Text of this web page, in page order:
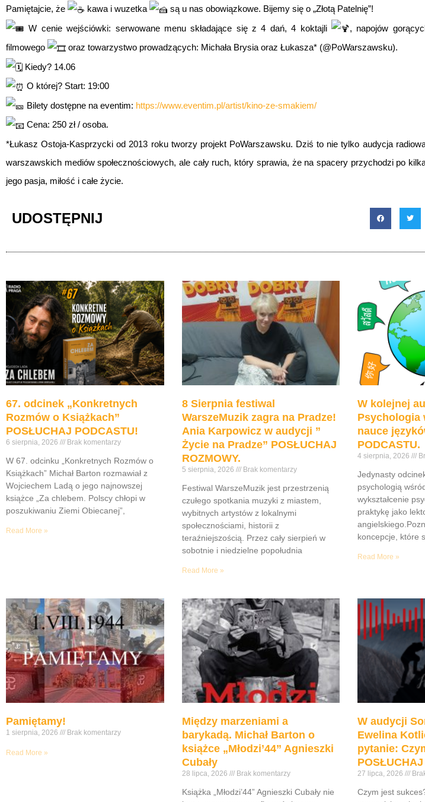
Pamiętajcie, że
kawa i wuzetka
są u nas obowiązkowe. Bijemy się o „Złotą Patelnię”!
W cenie wejściówki: serwowane menu składające się z 4 dań, 4 koktajli
, napojów
filmowego
oraz towarzystwo prowadzących: Michała Brysia oraz Łukasza* (@PoWarszawsku).
Kiedy? 14.06
O której? Start: 19:00
Bilety dostępne na eventim: https://www.eventim.pl/artist/kino-ze-smakiem/
Cena: 250 zł / osoba.
*Łukasz Ostoja-Kasprzycki od 2013 roku tworzy projekt PoWarszawsku. Dziś to nie tylko audycja
warszawskich mediów społecznościowych, ale cały ruch, który sprawia, że na spacery przychodzi po
jego pasja, miłość i całe życie.
UDOSTĘPNIJ
67. odcinek „Konkretnych
Rozmów o Książkach”
POSŁUCHAJ PODCASTU!
6 sierpnia, 2026 Brak komentarzy
W 67. odcinku „Konkretnych Rozmów o
Książkach” Michał Barton rozmawiał z
Wojciechem Ladą o jego najnowszej
książce „Za chlebem. Polscy chłopi w
poszukiwaniu Ziemi Obiecanej”,
Read More »
8 Sierpnia festiwal
WarszeMuzik zagra na Pradze!
Ania Karpowicz w audycji ”
Życie na Pradze” POSŁUCHAJ
ROZMOWY.
5 sierpnia, 2026 Brak komentarzy
Festiwal WarszeMuzik jest przestrzenią
czułego spotkania muzyki z miastem,
wybitnych artystów z lokalnymi
społecznościami, historii z
teraźniejszością. Przez cały sierpień w
sobotnie i niedzielne popołudnia
Read More »
W kolejnej
Psychologia
nauce
PODCASTU.
4 sierpnia, 2026
Jedynasty
psychologią
wykształcenie
praktykę jako
koncepcje, które
Read More »
Pamiętamy!
1 sierpnia, 2026 Brak komentarzy
Read More »
Między marzeniami a
barykadą. Michał Barton o
książce „Młodzi’44” Agnieszki
Cubały
28 lipca, 2026 Brak komentarzy
Książka „Młodzi’44” Agnieszki Cubały nie
W audycji
Ewelina
pytanie:
27 lipca, 2026
Czym jest